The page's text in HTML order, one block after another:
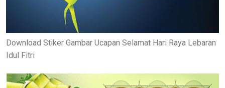
Download Stiker Gambar Ucapan Selamat Hari Raya Lebaran
Idul Fitri